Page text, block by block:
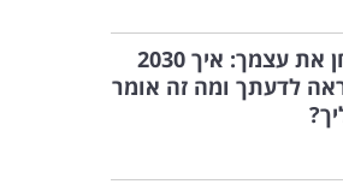
בחן את עצמך: איך 2030
לדעתך ומה זה אומר